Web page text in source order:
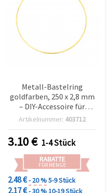
Metall-Bastelring
goldfarben, 250 x 2,8 mm
– DIY-Accessoire für
handgemachte
Artikelnummer: 403712
3.10€ 1-4 Stück
RABATTE
FÜR MENGE
2.48 €- 20 %5-9 Stück
2.17 €- 30 %10-19 Stück